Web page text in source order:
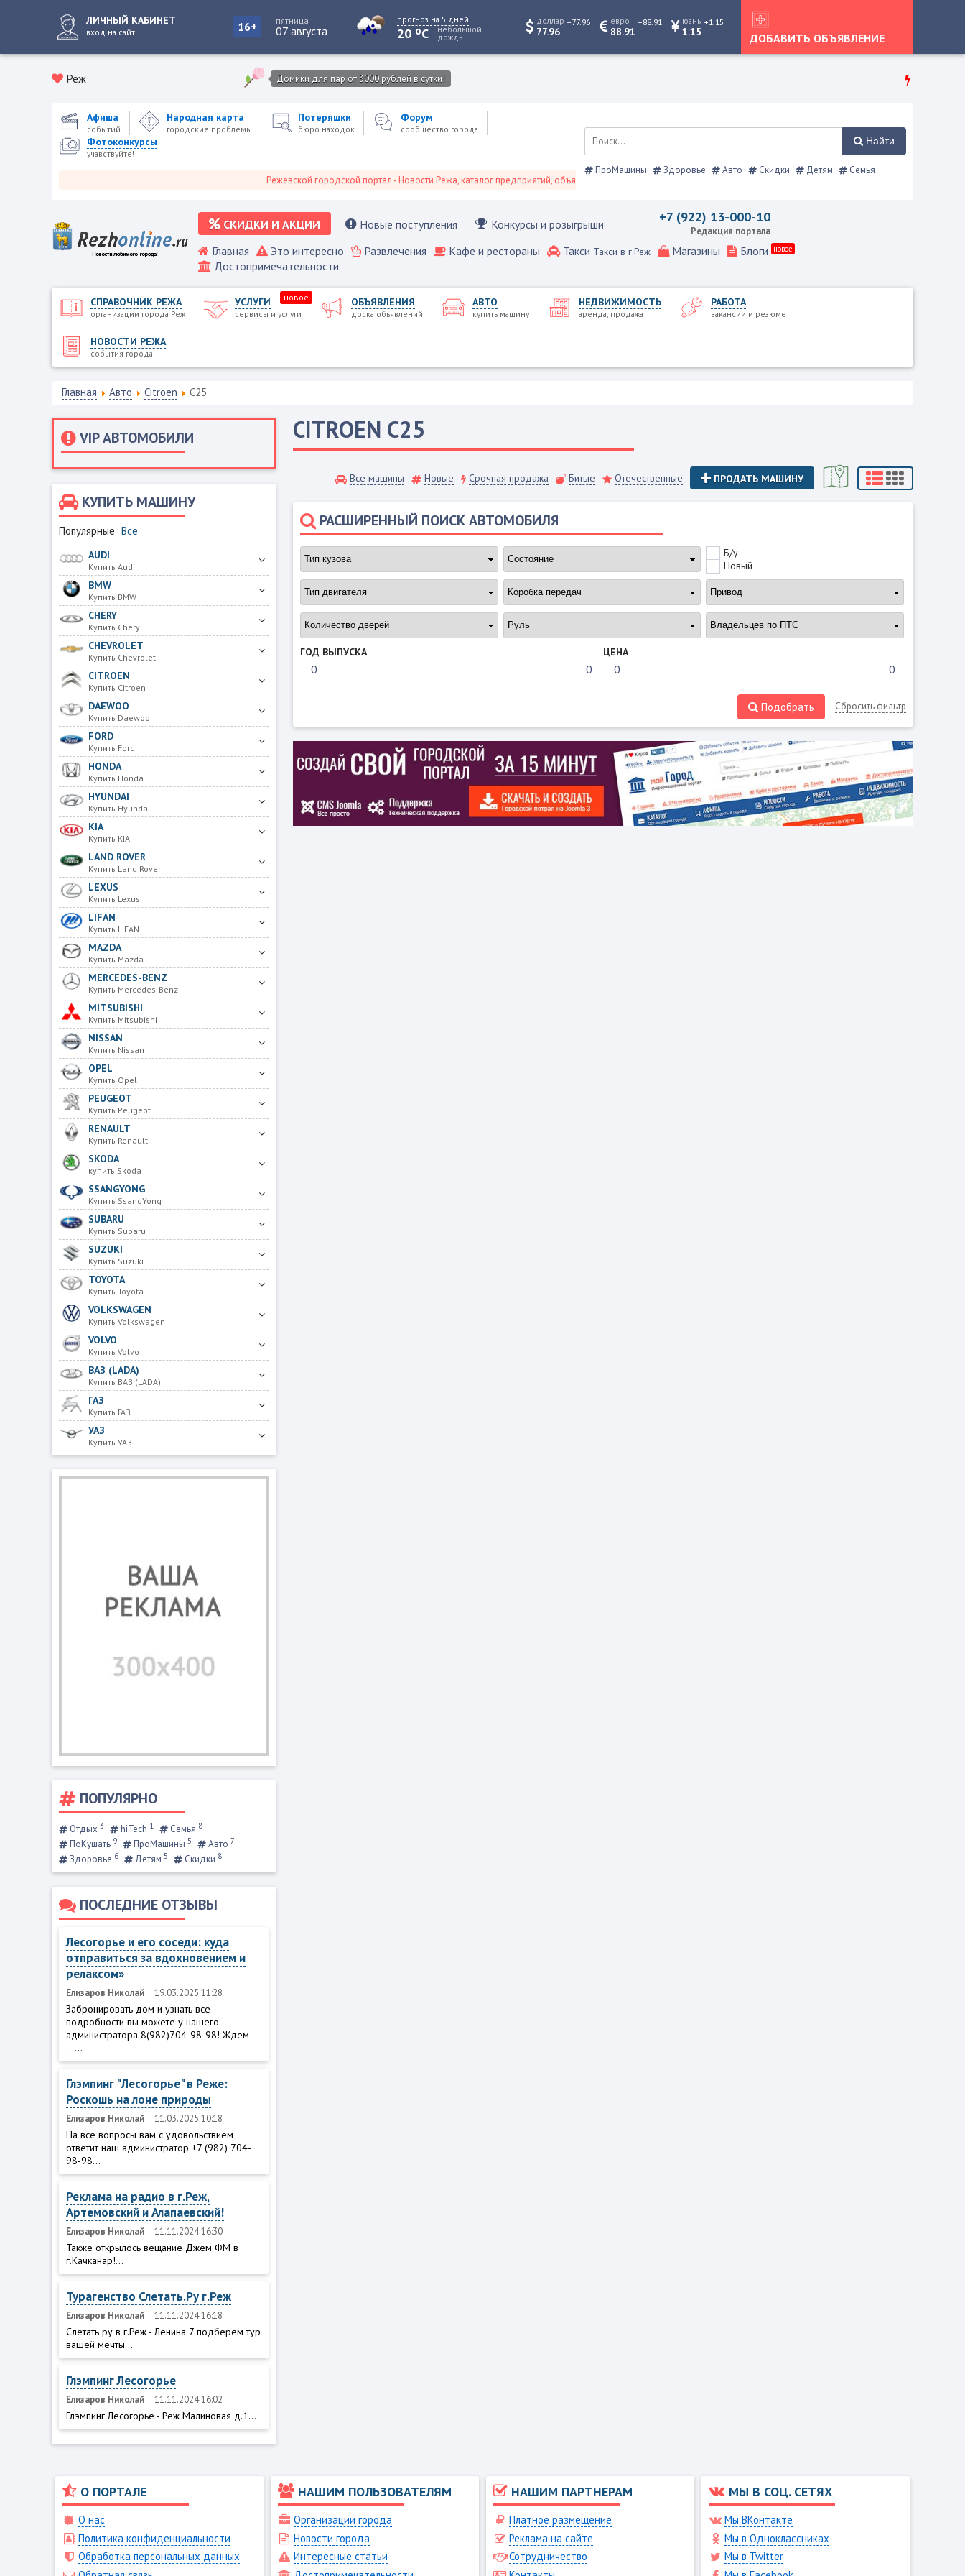
ЛИЧНЫЙ КАБИНЕТ
вход на сайт 16+ пятница
07 августа
прогноз на 5 дней
20 oC небольшой
дождь
доллар
77.96
+77.96 евро
88.91
+88.91 юань
1.15
+1.15
ДОБАВИТЬ ОБЪЯВЛЕНИЕ
Реж Домики для пар от 3000 рублей в сутки!
Афиша
событий
Народная карта
городские проблемы
Потеряшки
бюро находок
Форум
сообщество города
Фотоконкурсы
учавствуйте!
Режевской городской портал - Новости Режа, каталог предприятий, объявления, Режевской справочник
Найти
ПроМашины Здоровье Авто Скидки Детям Семья
СКИДКИ И АКЦИИ Новые поступления Конкурсы и розыгрыши +7 (922) 13-000-10
Редакция портала
Главная Это интересно Развлечения Кафе и рестораны Такси Такси в г.Реж Магазины Блоги новое
Достопримечательности
СПРАВОЧНИК РЕЖА
организации города Реж
УСЛУГИ
сервисы и услуги
новое ОБЪЯВЛЕНИЯ
доска объявлений
АВТО
купить машину
НЕДВИЖИМОСТЬ
аренда, продажа
РАБОТА
вакансии и резюме
НОВОСТИ РЕЖА
события города
Главная Авто Citroen C25
VIP АВТОМОБИЛИ
КУПИТЬ МАШИНУ
Популярные Все
AUDI
Купить Audi
BMW
Купить BMW
CHERY
Купить Chery
CHEVROLET
Купить Chevrolet
CITROEN
Купить Citroen
DAEWOO
Купить Daewoo
FORD
Купить Ford
HONDA
Купить Honda
HYUNDAI
Купить Hyundai
KIA
Купить KIA
LAND ROVER
Купить Land Rover
LEXUS
Купить Lexus
LIFAN
Купить LIFAN
MAZDA
Купить Mazda
MERCEDES-BENZ
Купить Mercedes-Benz
MITSUBISHI
Купить Mitsubishi
NISSAN
Купить Nissan
OPEL
Купить Opel
PEUGEOT
Купить Peugeot
RENAULT
Купить Renault
SKODA
купить Skoda
SSANGYONG
Купить SsangYong
SUBARU
Купить Subaru
SUZUKI
Купить Suzuki
TOYOTA
Купить Toyota
VOLKSWAGEN
Купить Volkswagen
VOLVO
Купить Volvo
ВАЗ (LADA)
Купить ВАЗ (LADA)
ГАЗ
Купить ГАЗ
УАЗ
Купить УАЗ
ПОПУЛЯРНО
Отдых 3 hiTech 1 Семья 8
ПоКушать 9 ПроМашины 5 Авто 7
Здоровье 6 Детям 5 Скидки 8
ПОСЛЕДНИЕ ОТЗЫВЫ
Лесогорье и его соседи: куда
отправиться за вдохновением и
релаксом»
Елизаров Николай 19.03.2025 11:28
Забронировать дом и узнать все
подробности вы можете у нашего
администратора 8(982)704-98-98! Ждем
......
Глэмпинг "Лесогорье" в Реже:
Роскошь на лоне природы
Елизаров Николай 11.03.2025 10:18
На все вопросы вам с удовольствием
ответит наш администратор +7 (982) 704-
98-98...
Реклама на радио в г.Реж,
Артемовский и Алапаевский!
Елизаров Николай 11.11.2024 16:30
Также открылось вещание Джем ФМ в
г.Качканар!...
Турагенство Слетать.Ру г.Реж
Елизаров Николай 11.11.2024 16:18
Слетать ру в г.Реж - Ленина 7 подберем тур
вашей мечты...
Глэмпинг Лесогорье
Елизаров Николай 11.11.2024 16:02
Глэмпинг Лесогорье - Реж Малиновая д.1...
CITROEN C25
Все машины Новые Срочная продажа Битые Отечественные ПРОДАТЬ МАШИНУ
РАСШИРЕННЫЙ ПОИСК АВТОМОБИЛЯ
Б/у
Новый
ГОД ВЫПУСКА ЦЕНА
Подобрать Сбросить фильтр
О ПОРТАЛЕ
О нас
Политика конфиденциальности
Обработка персональных данных
НАШИМ ПОЛЬЗОВАТЕЛЯМ
Организации города
Новости города
Интересные статьи
НАШИМ ПАРТНЕРАМ
Платное размещение
Реклама на сайте
Сотрудничество
МЫ В СОЦ. СЕТЯХ
Мы ВКонтакте
Мы в Одноклассниках
Мы в Twitter